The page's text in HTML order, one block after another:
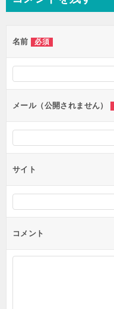
ビ
ー
シ
ョ
ン
名前 必須
メール（公開されません）
サイト
コメント